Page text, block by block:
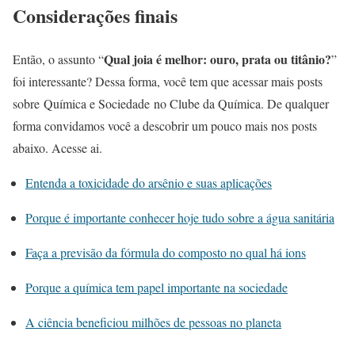
Considerações finais
Então, o assunto “Qual joia é melhor: ouro, prata ou titânio?”
foi interessante? Dessa forma, você tem que acessar mais posts
sobre Química e Sociedade no Clube da Química. De qualquer
forma convidamos você a descobrir um pouco mais nos posts
abaixo. Acesse ai.
Entenda a toxicidade do arsênio e suas aplicações
Porque é importante conhecer hoje tudo sobre a água sanitária
Faça a previsão da fórmula do composto no qual há ions
Porque a química tem papel importante na sociedade
A ciência beneficiou milhões de pessoas no planeta